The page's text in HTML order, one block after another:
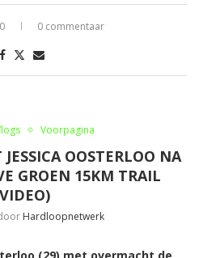
0 commentaar
Voorpagina
OOSTERLOO NA
GROEN 15KM TRAIL
Hardloopnetwerk
(29) met overmacht de